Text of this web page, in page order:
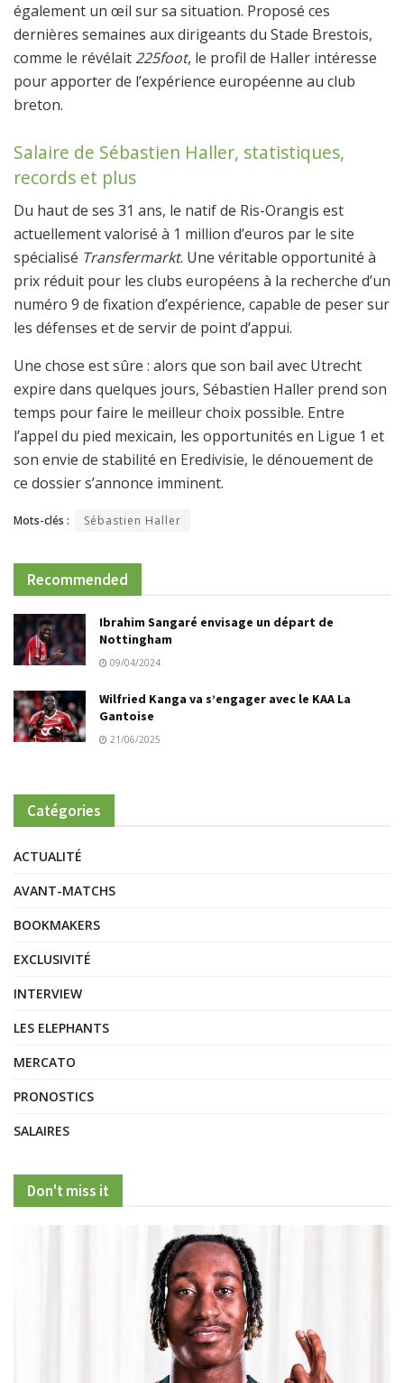
également un œil sur sa situation. Proposé ces
dernières semaines aux dirigeants du Stade Brestois,
comme le révélait 225foot, le profil de Haller intéresse
pour apporter de l’expérience européenne au club
breton.
Salaire de Sébastien Haller, statistiques,
records et plus
Du haut de ses 31 ans, le natif de Ris-Orangis est
actuellement valorisé à 1 million d’euros par le site
spécialisé Transfermarkt. Une véritable opportunité à
prix réduit pour les clubs européens à la recherche d’un
numéro 9 de fixation d’expérience, capable de peser sur
les défenses et de servir de point d’appui.
Une chose est sûre : alors que son bail avec Utrecht
expire dans quelques jours, Sébastien Haller prend son
temps pour faire le meilleur choix possible. Entre
l’appel du pied mexicain, les opportunités en Ligue 1 et
son envie de stabilité en Eredivisie, le dénouement de
ce dossier s’annonce imminent.
Mots-clés : Sébastien Haller
Recommended
Ibrahim Sangaré envisage un départ de
Nottingham
09/04/2024
Wilfried Kanga va s’engager avec le KAA La
Gantoise
21/06/2025
Catégories
ACTUALITÉ
AVANT-MATCHS
BOOKMAKERS
EXCLUSIVITÉ
INTERVIEW
LES ELEPHANTS
MERCATO
PRONOSTICS
SALAIRES
Don't miss it